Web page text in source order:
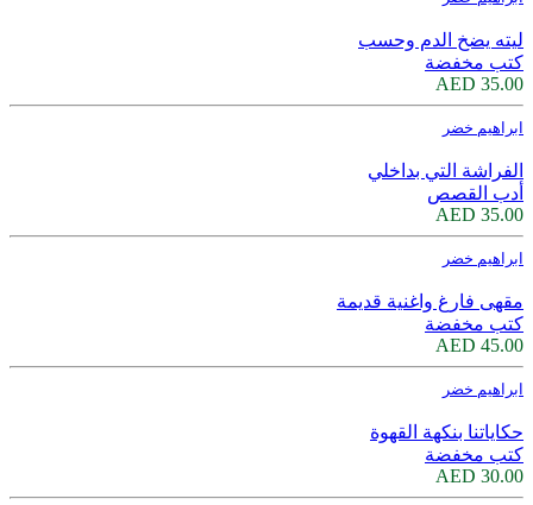
ليته يضخ الدم وحسب
كتب مخفضة
35.00 AED
ابراهيم خضر
الفراشة التي بداخلي
أدب القصص
35.00 AED
ابراهيم خضر
مقهى فارغ واغنية قديمة
كتب مخفضة
45.00 AED
ابراهيم خضر
حكاياتنا بنكهة القهوة
كتب مخفضة
30.00 AED